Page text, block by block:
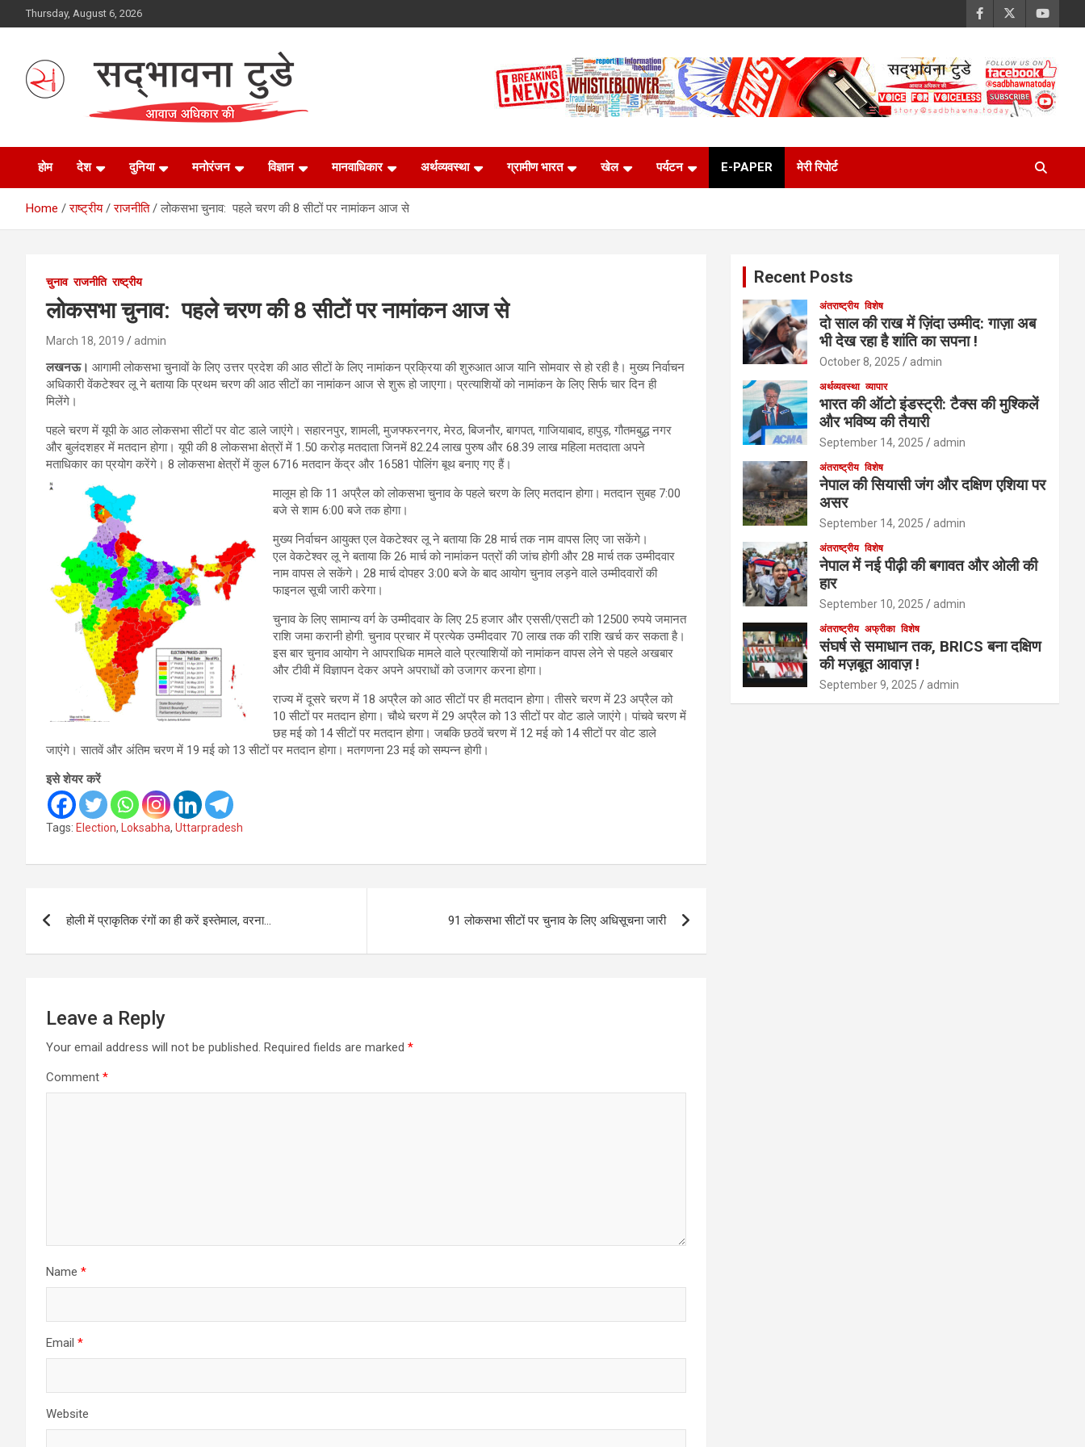
to
Thursday, August 6, 2026
Sadbhawna Today
होम देश दुनिया मनोरंजन विज्ञान मानवाधिकार अर्थव्यवस्था ग्रामीण भारत खेल पर्यटन E-PAPER मेरी रिपोर्ट
Home राष्ट्रीय राजनीति लोकसभा चुनाव: पहले चरण की 8 सीटों पर नामांकन आज से
चुनाव राजनीति राष्ट्रीय
लोकसभा चुनाव: पहले चरण की 8 सीटों पर नामांकन आज से
March 18, 2019 admin
लखनऊ। आगामी लोकसभा चुनावों के लिए उत्तर प्रदेश की आठ सीटों के लिए नामांकन प्रक्रिया की शुरुआत आज यानि सोमवार से हो रही है। मुख्य निर्वाचन
अधिकारी वेंकटेश्वर लू ने बताया कि प्रथम चरण की आठ सीटों का नामांकन आज से शुरू हो जाएगा। प्रत्याशियों को नामांकन के लिए सिर्फ चार दिन ही
मिलेंगे।
पहले चरण में यूपी के आठ लोकसभा सीटों पर वोट डाले जाएंगे। सहारनपुर, शामली, मुजफ्फरनगर, मेरठ, बिजनौर, बागपत, गाजियाबाद, हापुड़, गौतमबुद्ध नगर
और बुलंदशहर में मतदान होगा। यूपी की 8 लोकसभा क्षेत्रों में 1.50 करोड़ मतदाता जिनमें 82.24 लाख पुरुष और 68.39 लाख महिला मतदाता अपने
मताधिकार का प्रयोग करेंगे। 8 लोकसभा क्षेत्रों में कुल 6716 मतदान केंद्र और 16581 पोलिंग बूथ बनाए गए हैं।
मालूम हो कि 11 अप्रैल को लोकसभा चुनाव के पहले चरण के लिए मतदान होगा। मतदान सुबह 7:00
बजे से शाम 6:00 बजे तक होगा।
मुख्य निर्वाचन आयुक्त एल वेकटेश्वर लू ने बताया कि 28 मार्च तक नाम वापस लिए जा सकेंगे।
एल वेकटेश्वर लू ने बताया कि 26 मार्च को नामांकन पत्रों की जांच होगी और 28 मार्च तक उम्मीदवार
नाम वापस ले सकेंगे। 28 मार्च दोपहर 3:00 बजे के बाद आयोग चुनाव लड़ने वाले उम्मीदवारों की
फाइनल सूची जारी करेगा।
चुनाव के लिए सामान्य वर्ग के उम्मीदवार के लिए 25 हजार और एससी/एसटी को 12500 रुपये जमानत
राशि जमा करानी होगी. चुनाव प्रचार में प्रत्येक उम्मीदवार 70 लाख तक की राशि खर्च कर सकता है।
इस बार चुनाव आयोग ने आपराधिक मामले वाले प्रत्याशियों को नामांकन वापस लेने से पहले अखबार
और टीवी में विज्ञापन देकर अपने अपराधों को उजागर करना होगा।
राज्य में दूसरे चरण में 18 अप्रैल को आठ सीटों पर ही मतदान होगा। तीसरे चरण में 23 अप्रैल को
10 सीटों पर मतदान होगा। चौथे चरण में 29 अप्रैल को 13 सीटों पर वोट डाले जाएंगे। पांचवे चरण में
छह मई को 14 सीटों पर मतदान होगा। जबकि छठवें चरण में 12 मई को 14 सीटों पर वोट डाले
जाएंगे। सातवें और अंतिम चरण में 19 मई को 13 सीटों पर मतदान होगा। मतगणना 23 मई को सम्पन्न होगी।
इसे शेयर करें
Tags: Election, Loksabha, Uttarpradesh
navigation
होली में प्राकृतिक रंगों का ही करें इस्तेमाल, वरना… 91 लोकसभा सीटों पर चुनाव के लिए अधिसूचना जारी
Leave a Reply
Your email address will not be published. Required fields are marked *
Comment *
Name *
Email *
Website
Recent Posts
अंतराष्ट्रीय विशेष
दो साल की राख में ज़िंदा उम्मीद: गाज़ा अब
भी देख रहा है शांति का सपना !
October 8, 2025 admin
अर्थव्यवस्था व्यापार
भारत की ऑटो इंडस्ट्री: टैक्स की मुश्किलें
और भविष्य की तैयारी
September 14, 2025 admin
अंतराष्ट्रीय विशेष
नेपाल की सियासी जंग और दक्षिण एशिया पर
असर
September 14, 2025 admin
अंतराष्ट्रीय विशेष
नेपाल में नई पीढ़ी की बगावत और ओली की
हार
September 10, 2025 admin
अंतराष्ट्रीय अफ्रीका विशेष
संघर्ष से समाधान तक, BRICS बना दक्षिण
की मज़बूत आवाज़ !
September 9, 2025 admin